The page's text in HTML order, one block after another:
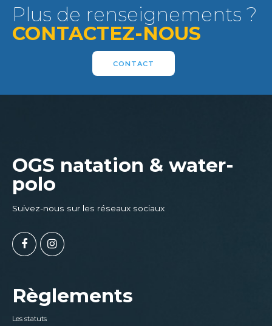
Plus de renseignements ?
CONTACTEZ-NOUS
CONTACT
OGS natation & water-
polo
Suivez-nous sur les réseaux sociaux
Règlements
Les statuts